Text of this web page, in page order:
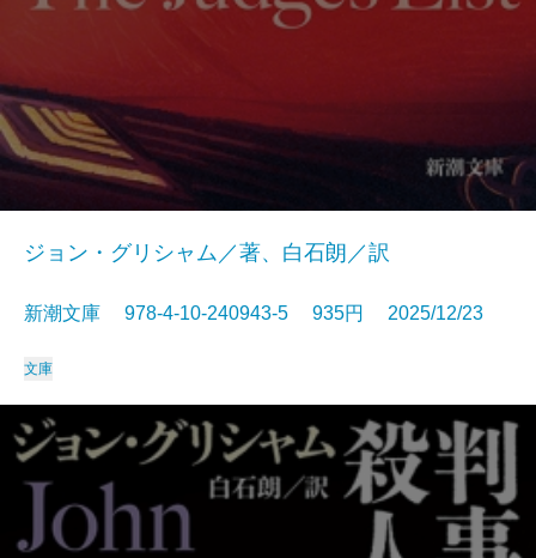
ジョン・グリシャム／著、白石朗／訳
新潮文庫 978-4-10-240943-5 935円 2025/12/23
文庫